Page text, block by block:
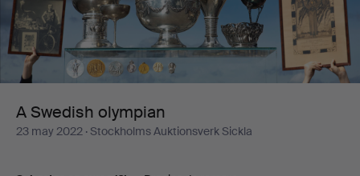
A Swedish olympian
23 may 2022 · Stockholms Auktionsverk Sickla